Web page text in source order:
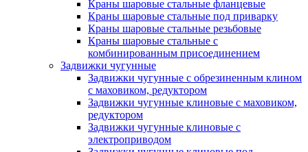
Краны шаровые стальные фланцевые
Краны шаровые стальные под приварку
Краны шаровые стальные резьбовые
Краны шаровые стальные с
комбинированным присоединением
Задвижки чугунные
Задвижки чугунные с обрезиненным клином
с маховиком, редуктором
Задвижки чугунные клиновые с маховиком,
редуктором
Задвижки чугунные клиновые с
электроприводом